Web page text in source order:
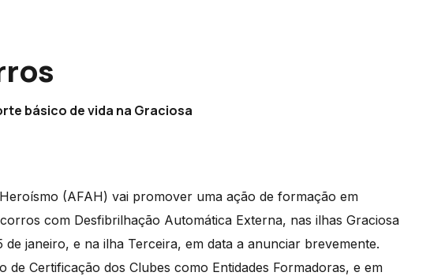
básico de vida na Graciosa
(AFAH) vai promover uma ação de formação em
com Desfibrilhação Automática Externa, nas ilhas Graciosa
janeiro, e na ilha Terceira, em data a anunciar brevemente.
de Certificação dos Clubes como Entidades Formadoras, e em